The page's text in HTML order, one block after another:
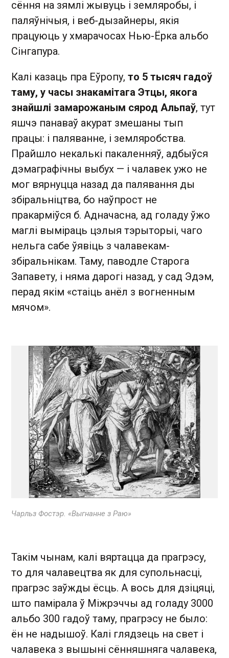
сёння на зямлі жывуць і земляробы, і
паляўнічыя, і веб-дызайнеры, якія
працуюць у хмарачосах Нью-Ёрка альбо
Сінгапура.
Калі казаць пра Еўропу, то 5 тысяч гадоў
таму, у часы знакамітага Этцы, якога
знайшлі замарожаным сярод Альпаў, тут
яшчэ панаваў акурат змешаны тып
працы: і паляванне, і земляробства.
Прайшло некалькі пакаленняў, адбыўся
дэмаграфічны выбух — і чалавек ужо не
мог вярнуцца назад да палявання ды
збіральніцтва, бо наўпрост не
пракарміўся б. Адначасна, ад голаду ўжо
маглі выміраць цэлыя тэрыторыі, чаго
нельга сабе ўявіць з чалавекам-
збіральнікам. Таму, паводле Старога
Запавету, і няма дарогі назад, у сад Эдэм,
перад якім «стаіць анёл з вогненным
мячом».
Чарльз Фостэр. «Выгнанне з Раю»
Такім чынам, калі вяртацца да прагрэсу,
то для чалавецтва як для супольнасці,
прагрэс заўжды ёсць. А вось для дзіцяці,
што памірала ў Міжрэччы ад голаду 3000
альбо 300 гадоў таму, прагрэсу не было:
ён не надышоў. Калі глядзець на свет і
чалавека з вышыні сённяшняга чалавека,